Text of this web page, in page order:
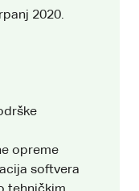
2020.
opreme
softvera